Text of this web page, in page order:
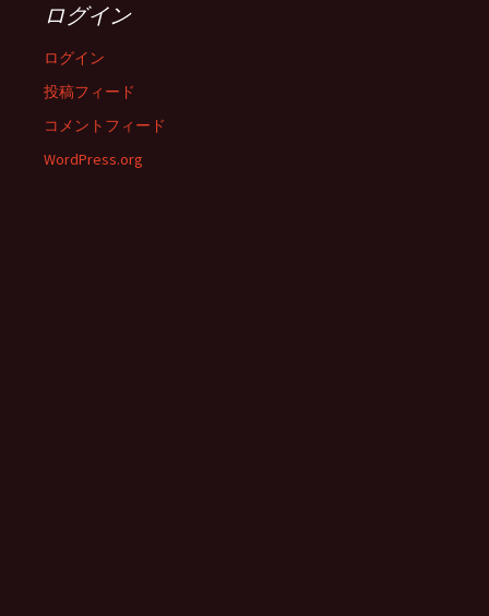
ログイン
ログイン
投稿フィード
コメントフィード
WordPress.org